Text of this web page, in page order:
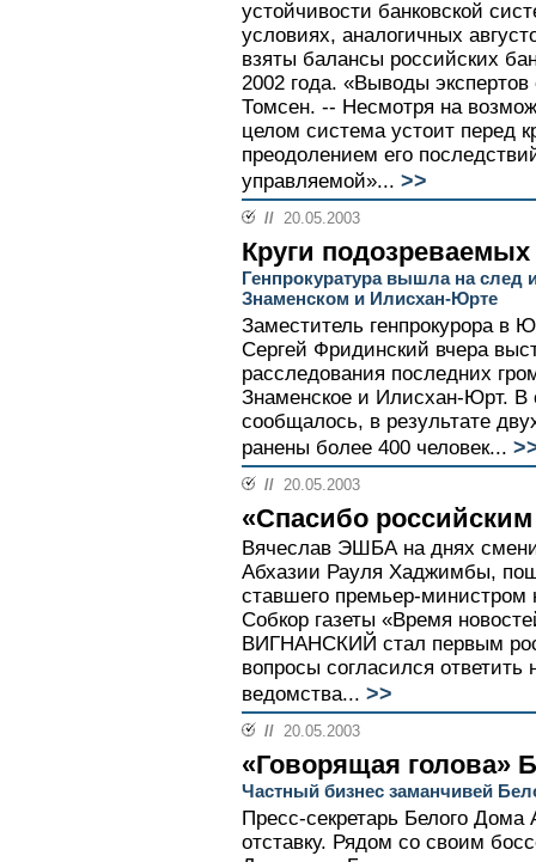
устойчивости банковской
условиях, аналогичных
взяты балансы российских
2002 года. «Выводы
Томсен. -- Несмотря на
целом система устоит перед
преодолением его
управляемой»... >>
// 20.05.2003
Круги подозреваемых
Генпрокуратура вышла на след
Знаменском и Илисхан-Юрте
Заместитель генпрокурора в
Сергей Фридинский вчера
расследования последних
Знаменское и Илисхан-Юрт. В
сообщалось, в результате
ранены более 400 человек...
// 20.05.2003
«Спасибо
Вячеслав ЭШБА на днях
Абхазии Рауля Хаджимбы,
ставшего премьер-министром
Собкор газеты «Время
ВИГНАНСКИЙ стал первым
вопросы согласился ответить
ведомства... >>
// 20.05.2003
«Говорящая голова»
Частный бизнес заманчивей
Пресс-секретарь Белого
отставку. Рядом со своим